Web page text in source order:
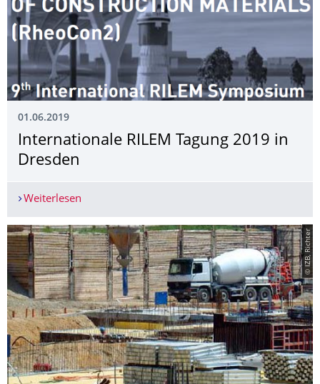
01.06.2019
Internationale RILEM Tagung 2019 in
Dresden
Weiterlesen
© IZB, Richter